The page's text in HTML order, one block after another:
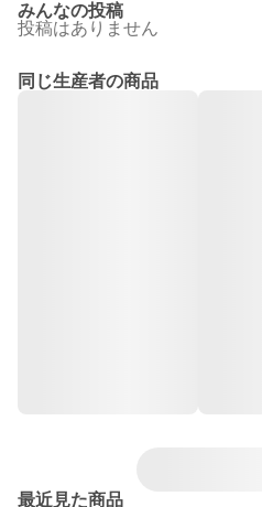
みんなの投稿
投稿はありません
同じ生産者の商品
最近見た商品